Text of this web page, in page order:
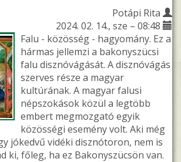
Potápi Rita
2024. 02. 14., sze – 08:48
Falu - közösség - hagyomány. Ez a
hármas jellemzi a bakonyszücsi
falu disznóvágását. A disznóvágás
szerves része a magyar
kultúrának. A magyar falusi
népszokások közül a legtöbb
embert megmozgató egyik
közösségi esemény volt. Aki még
jókedvű vidéki disznótoron, nem is
ki, főleg, ha ez Bakonyszücsön van.